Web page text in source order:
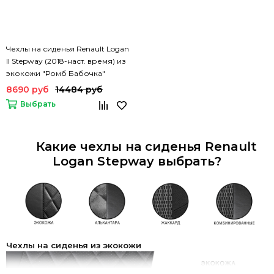
Чехлы на сиденья Renault Logan
II Stepway (2018-наст. время) из
экокожи "Ромб Бабочка"
8690 руб 14484 руб
Выбрать
Какие чехлы на сиденья Renault
Logan Stepway выбрать?
Чехлы на сиденья из экокожи